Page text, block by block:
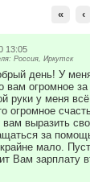
« ‹
13:05
Россия, Иркутск
день! У
вам огромное
руки у меня
огромное
выразить
за
мало.
Вам зарплату